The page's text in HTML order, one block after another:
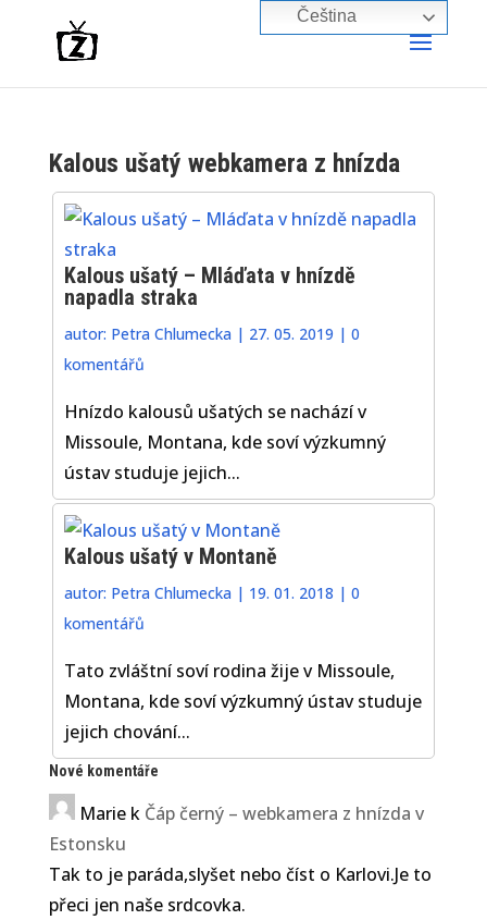
Kalous ušatý webkamera z hnízda
Kalous ušatý – Mláďata v hnízdě
napadla straka
autor: Petra Chlumecka | 27. 05. 2019 |0
komentářů
Hnízdo kalousů ušatých se nachází v
Missoule, Montana, kde soví výzkumný
ústav studuje jejich...
Kalous ušatý v Montaně
autor: Petra Chlumecka | 19. 01. 2018 |0
komentářů
Tato zvláštní soví rodina žije v Missoule,
Montana, kde soví výzkumný ústav studuje
jejich chování...
Nové komentáře
Mariek Čáp černý – webkamera z hnízda v
Estonsku
Tak to je paráda,slyšet nebo číst o Karlovi.Je to
přeci jen naše srdcovka.
Čeština‎